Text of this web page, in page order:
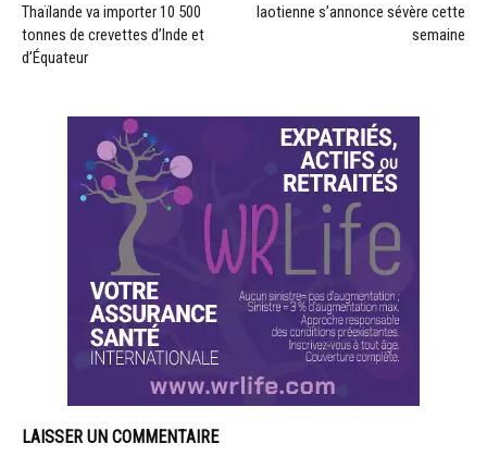
Thaïlande va importer 10 500
tonnes de crevettes d’Inde et
d’Équateur
laotienne s’annonce sévère cette
semaine
LAISSER UN COMMENTAIRE